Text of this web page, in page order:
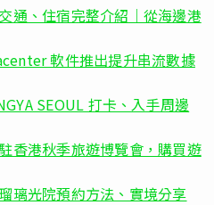
通、住宿完整介紹｜從海邊港
軟件推出提升串流數據
SEOUL 打卡、入手周邊
香港秋季旅遊博覽會，購買遊
璃光院預約方法、實境分享